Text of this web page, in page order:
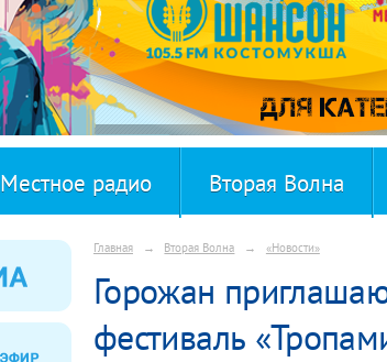
Местное радио Вторая Волна
Главная → Вторая Волна → «Новости»
Горожан
фестиваль